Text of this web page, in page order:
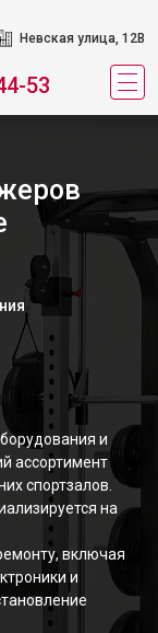
Невская улица, 12В
53
и
ассортимент
спортзалов.
на
включая
и